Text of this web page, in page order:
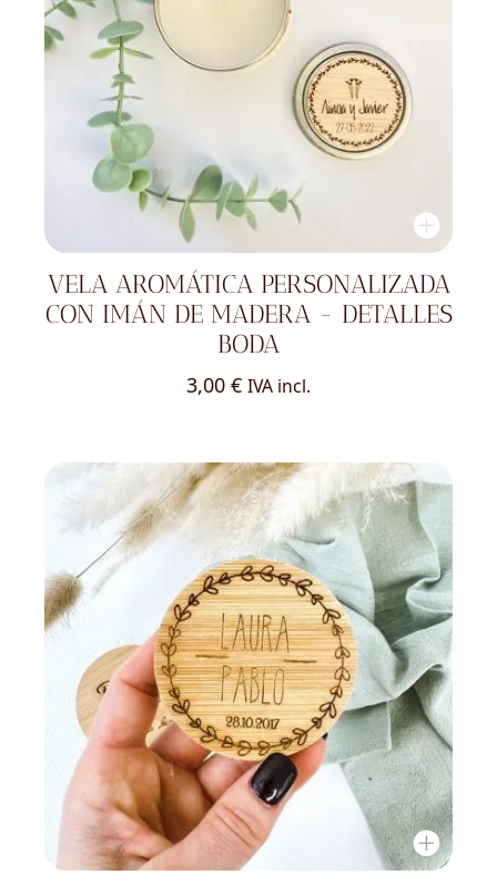
VELA AROMÁTICA PERSONALIZADA
CON IMÁN DE MADERA - DETALLES
BODA
3,00 € IVA incl.